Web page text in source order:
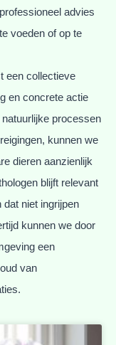
advies
voeden of op te
een collectieve
en concrete actie
processen
kunnen we
dieren aanzienlijk
blijft relevant
niet ingrijpen
kunnen we door
een
van